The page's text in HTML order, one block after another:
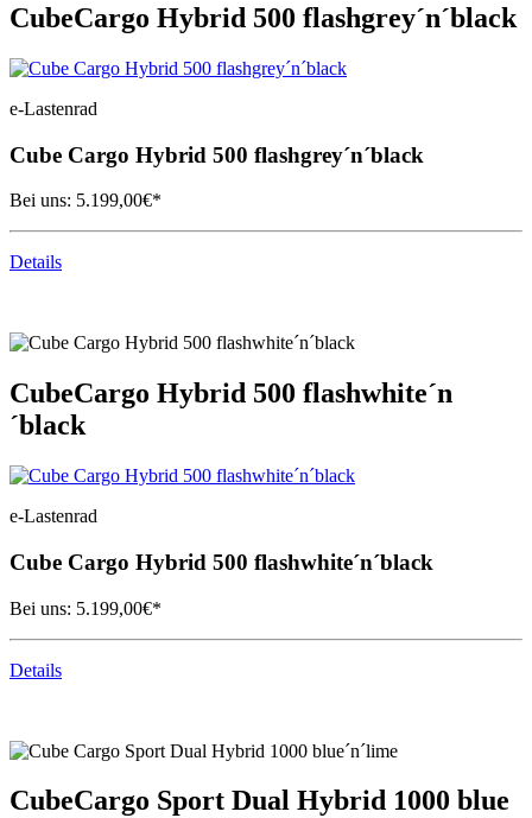
CubeCargo Hybrid 500 flashgrey´n´black
e-Lastenrad
Cube Cargo Hybrid 500 flashgrey´n´black
Bei uns: 5.199,00€*
Details
CubeCargo Hybrid 500 flashwhite´n
´black
e-Lastenrad
Cube Cargo Hybrid 500 flashwhite´n´black
Bei uns: 5.199,00€*
Details
CubeCargo Sport Dual Hybrid 1000 blue